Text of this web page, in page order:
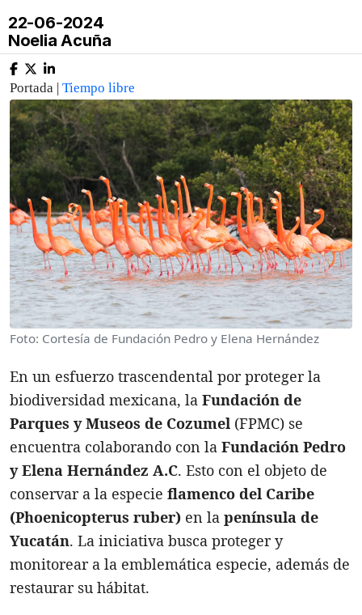
22-06-2024
Noelia Acuña
Portada | Tiempo libre
Foto: Cortesía de Fundación Pedro y Elena Hernández
En un esfuerzo trascendental por proteger la
biodiversidad mexicana, la Fundación de
Parques y Museos de Cozumel (FPMC) se
encuentra colaborando con la Fundación Pedro
y Elena Hernández A.C. Esto con el objeto de
conservar a la especie flamenco del Caribe
(Phoenicopterus ruber) en la península de
Yucatán. La iniciativa busca proteger y
monitorear a la emblemática especie, además de
restaurar su hábitat.